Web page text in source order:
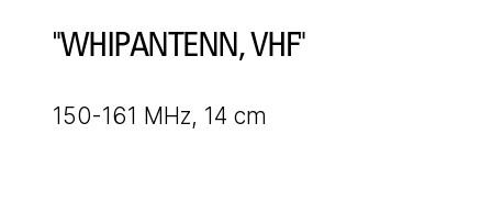
"WHIPANTENN, VHF"
150-161 MHz, 14 cm